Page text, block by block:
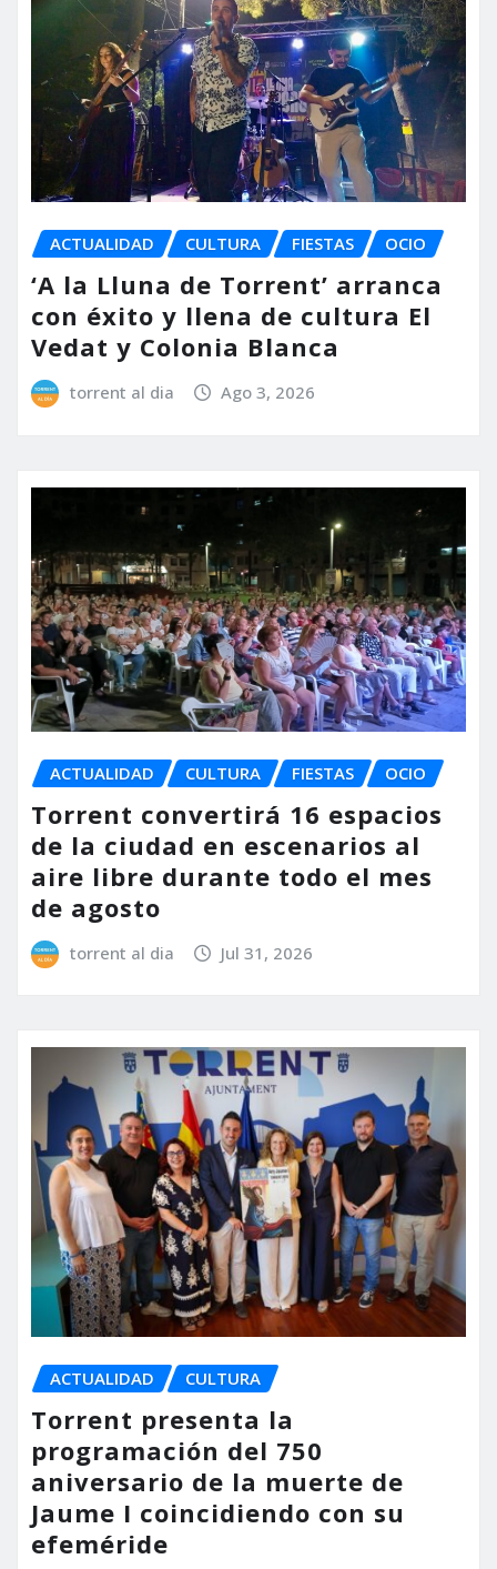
ACTUALIDAD CULTURA FIESTAS OCIO
‘A la Lluna de Torrent’ arranca
con éxito y llena de cultura El
Vedat y Colonia Blanca
torrent al dia Ago 3, 2026
ACTUALIDAD CULTURA FIESTAS OCIO
Torrent convertirá 16 espacios
de la ciudad en escenarios al
aire libre durante todo el mes
de agosto
torrent al dia Jul 31, 2026
ACTUALIDAD CULTURA
Torrent presenta la
programación del 750
aniversario de la muerte de
Jaume I coincidiendo con su
efeméride